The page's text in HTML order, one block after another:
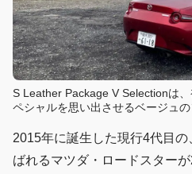
S Leather Package V Selectionは
ペシャルを思い出させるベージュの
2015年に誕生した現行4代目
ばれるマツダ・ロードスター